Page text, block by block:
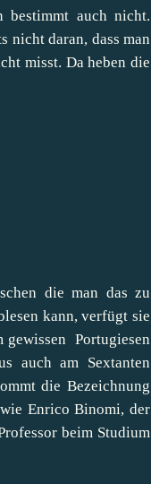
bestimmt auch nicht.
nicht daran, dass man
misst. Da heben die
die man das zu
kann, verfügt sie
gewissen Portugiesen
auch am Sextanten
die Bezeichnung
Enrico Binomi, der
beim Studium